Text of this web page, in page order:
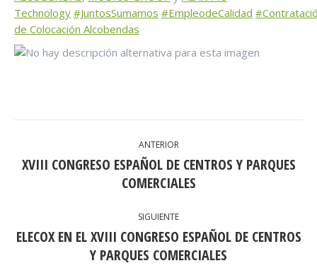
Technology #JuntosSumamos #EmpleodeCalidad
de Colocación Alcobendas
ENTRE
PUBLICACIONES
ANTERIOR
Publicación
anterior:
XVIII CONGRESO ESPAÑOL DE CENTROS Y PARQUES
COMERCIALES
SIGUIENTE
Publicación
siguiente:
ELECOX EN EL XVIII CONGRESO ESPAÑOL DE CENTROS
Y PARQUES COMERCIALES